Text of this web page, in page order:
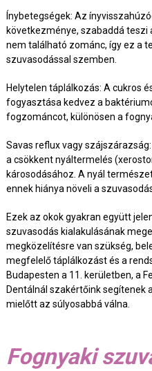
Ínybetegségek: Az
következménye, szabaddá
nem található zománc, így ez a
szuvasodással szemben.
Helytelen táplálkozás: A cukros
fogyasztása kedvez a
fogzománcot, különösen a
Savas reflux vagy
a csökkent nyáltermelés
károsodásához. A nyál
ennek hiánya növeli a
Ezek az okok gyakran együtt
szuvasodás kialakulásának
megközelítésre van szükség,
megfelelő táplálkozást és a
Budapesten a 11. kerületben, a
Dentálnál szakértőink segítenek
mielőtt az súlyosabbá válna.
Fognyaki